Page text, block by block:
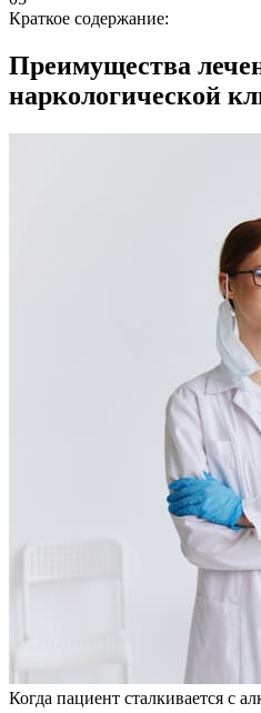
Краткое содержание:
Преимущества
наркологической
Когда пациент сталкивается с